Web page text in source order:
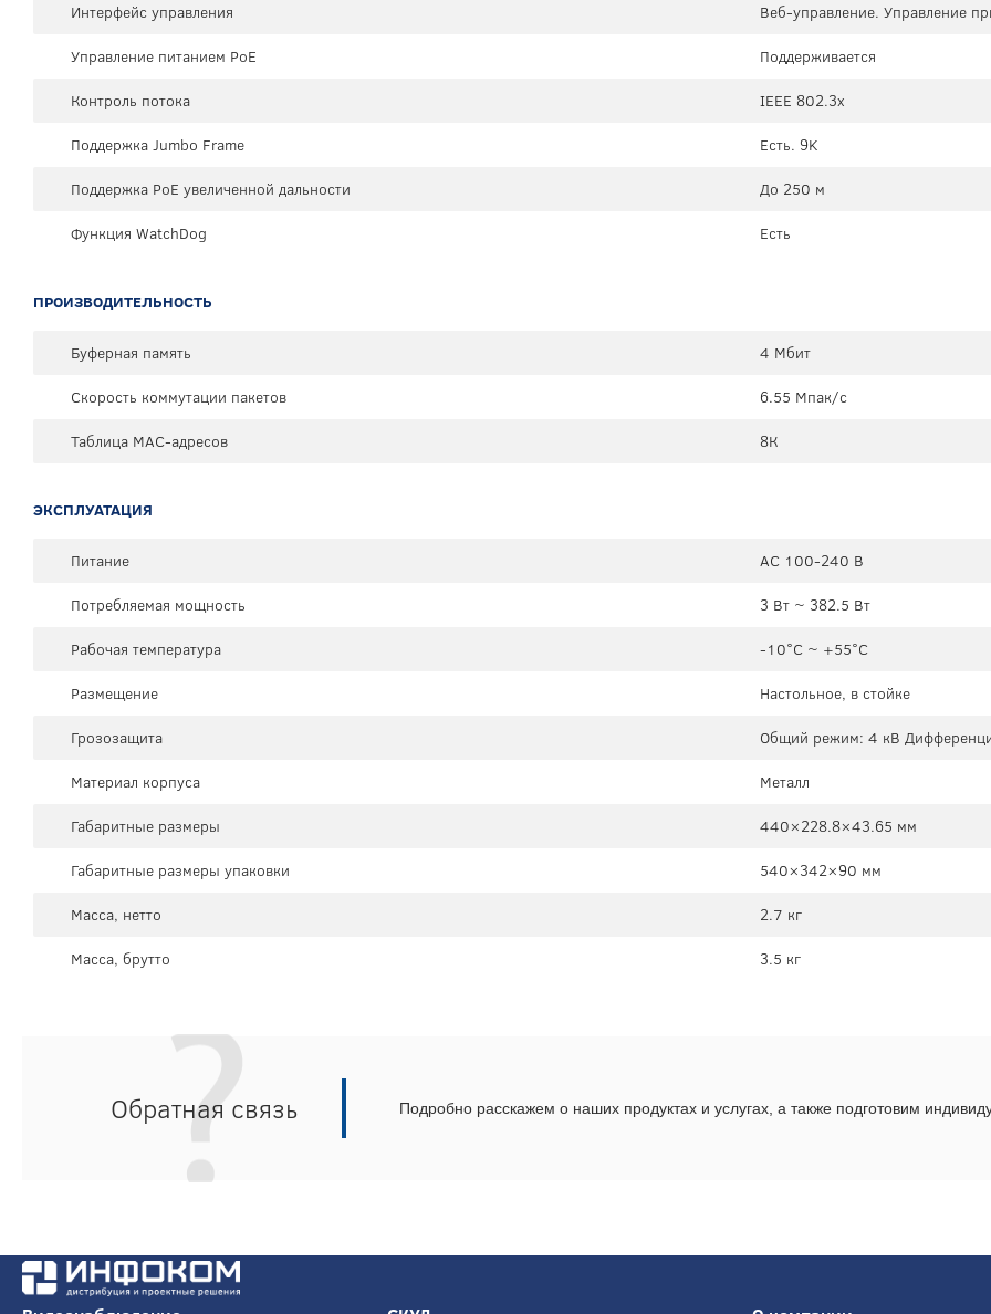
Интерфейс управления
Веб-управление. Управление
Управление питанием PoE
Поддерживается
Контроль потока
IEEE 802.3x
Поддержка Jumbo Frame
Есть. 9K
Поддержка PoE увеличенной дальности
До 250 м
Функция WatchDog
Есть
ПРОИЗВОДИТЕЛЬНОСТЬ
Буферная память
4 Мбит
Скорость коммутации пакетов
6.55 Мпак/с
Таблица MAC-адресов
8К
ЭКСПЛУАТАЦИЯ
Питание
AC 100-240 В
Потребляемая мощность
3 Вт ~ 382.5 Вт
Рабочая температура
-10°C ~ +55°C
Размещение
Настольное, в стойке
Грозозащита
Общий режим: 4 кВ
Материал корпуса
Металл
Габаритные размеры
440×228.8×43.65 мм
Габаритные размеры упаковки
540×342×90 мм
Масса, нетто
2.7 кг
Масса, брутто
3.5 кг
Обратная связь Подробно расскажем о наших продуктах и услугах, а также подготовим